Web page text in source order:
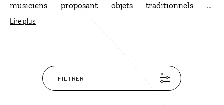
musiciens proposant objets traditionnels et
instruments locaux. Depuis Katima Mulilo, il est
crocodiles, éléphants et de nombreuses espèces
d’oiseaux.
Lire plus
FILTRER